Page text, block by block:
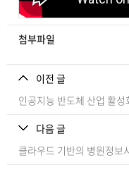
첨부파일
이전 글
인공지능 반도체 산업 활
다음 글
클라우드 기반의 병원정보